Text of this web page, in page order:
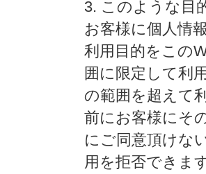
3. このような目
お客様に個人情
利用目的をこの
囲に限定して利
の範囲を超えて
前にお客様にそ
にご同意頂けな
用を拒否できま